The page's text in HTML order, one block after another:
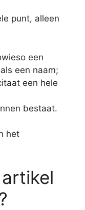
punt, alleen
een
een naam;
een hele
bestaat.
het